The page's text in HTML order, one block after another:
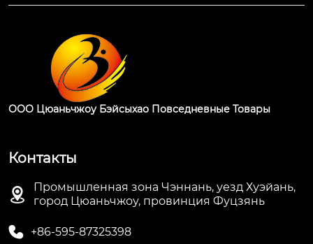
ООО Цюаньчжоу Бэйсыхао Повседневные Товары
Контакты

Промышленная зона Чэннань, уезд Хуэйань,
город Цюаньчжоу, провинция Фуцзянь
 +86-595-87325398